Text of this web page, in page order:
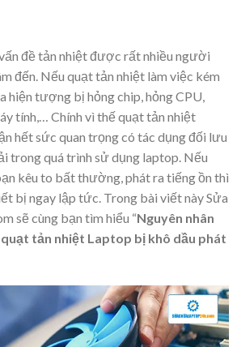
đề tản nhiệt được rất nhiều người
đến. Nếu quạt tản nhiệt làm việc kém
hiện tượng bị hỏng chip, hỏng CPU,
tính,… Chính vì thế quạt tản nhiệt
hết sức quan trọng có tác dụng đối lưu
trong quá trình sử dụng laptop. Nếu
kêu to bất thường, phát ra tiếng ồn thì
bị ngay lập tức. Trong bài viết này Sửa
sẽ cùng bạn tìm hiểu “Nguyên nhân
quạt tản nhiệt Laptop bị khô dầu phát